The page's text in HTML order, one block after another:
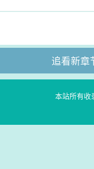
追看新章
本站所有收